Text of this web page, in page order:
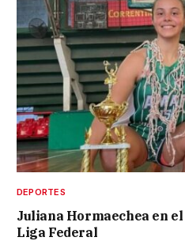
DEPORTES
Juliana Hormaechea en
Liga Federal